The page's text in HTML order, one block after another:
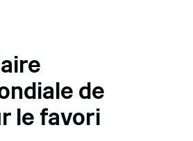
de
le favori